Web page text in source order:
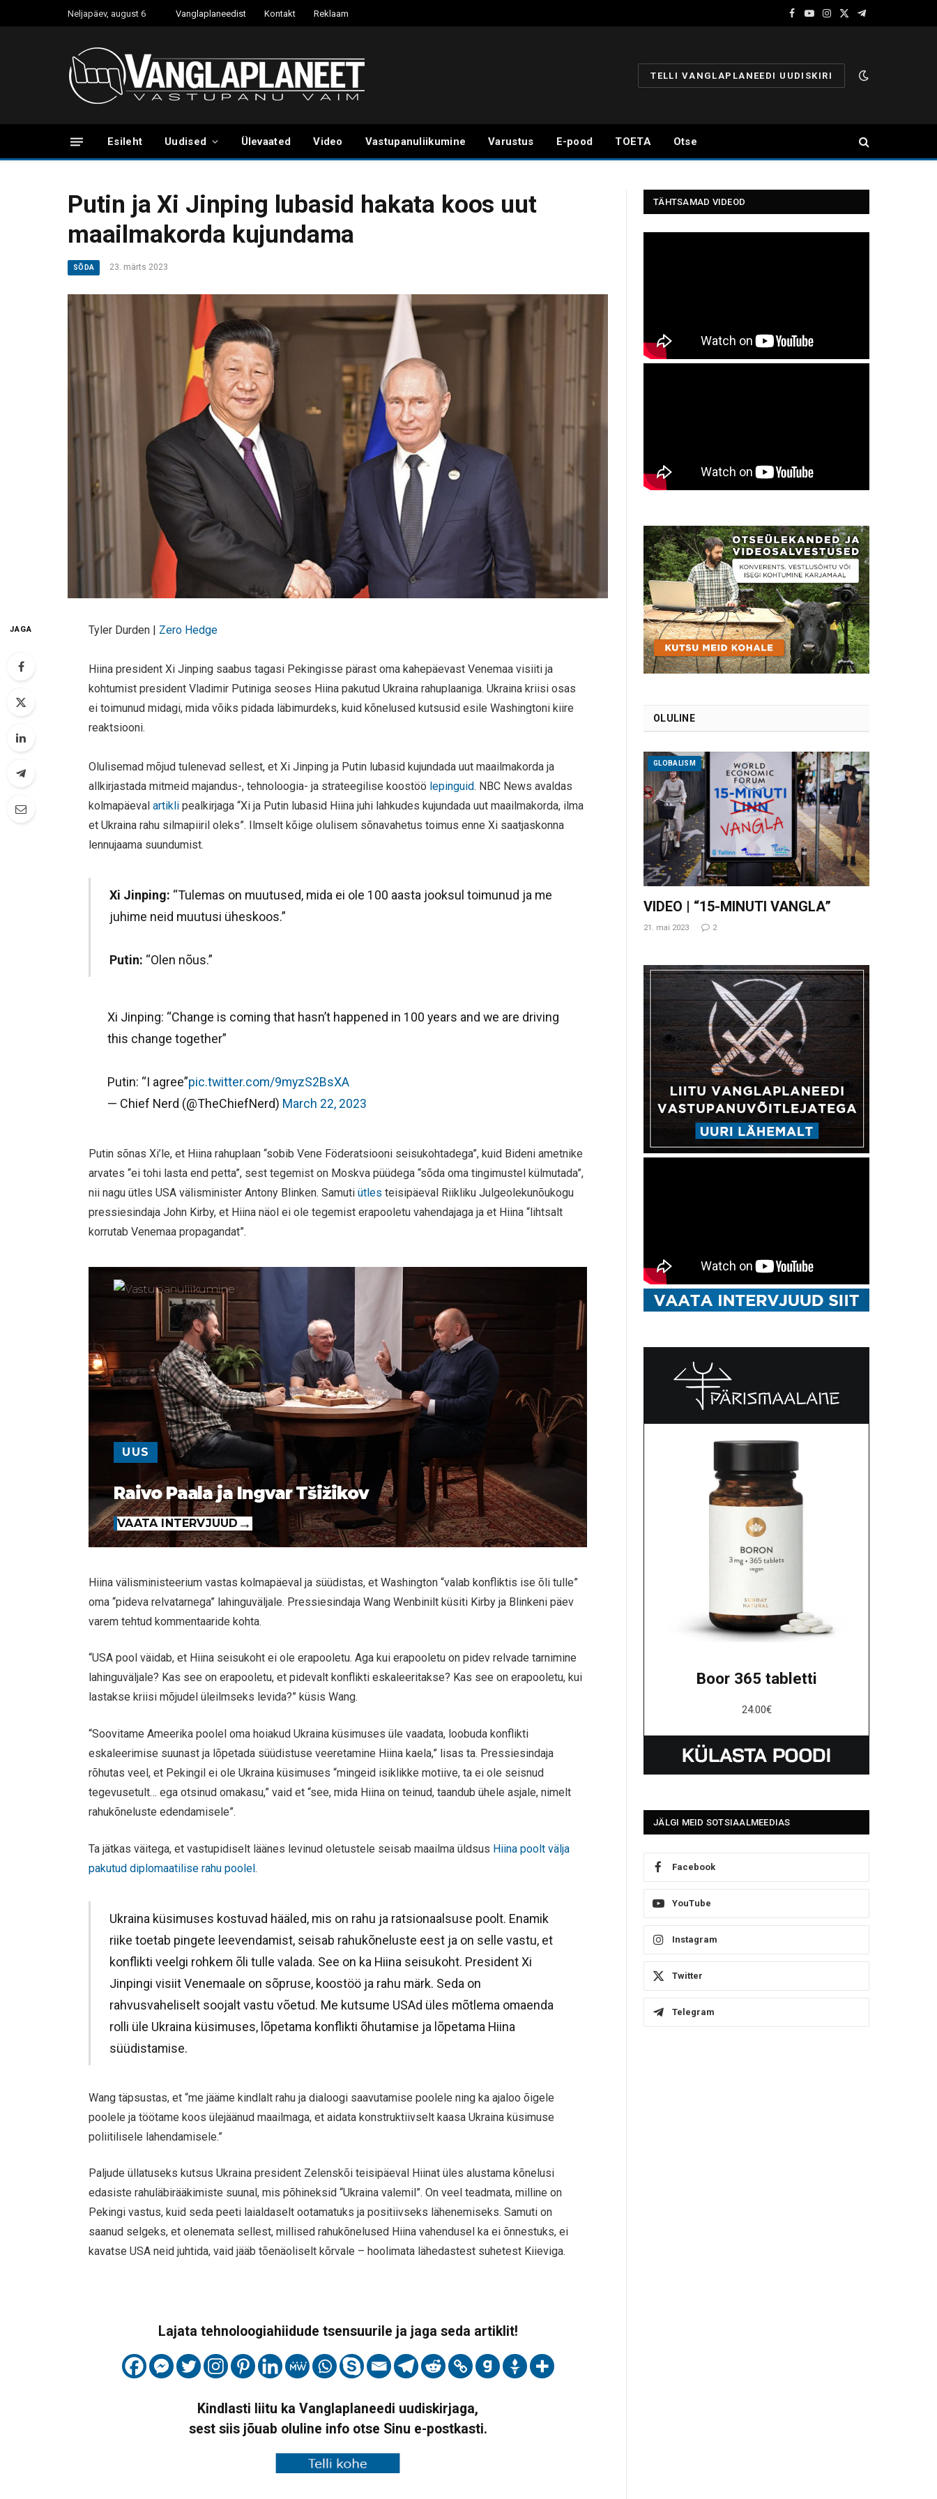
Neljapäev, august 6 Vanglaplaneedist Kontakt Reklaam
Facebook
YouTube
Instagram
X
Telegram
TELLI VANGLAPLANEEDI UUDISKIRI
Esileht Uudised Ülevaated Video Vastupanuliikumine Varustus E-pood TOETA Otse
Putin ja Xi Jinping lubasid hakata koos uut
maailmakorda kujundama
SÕDA 23. märts 2023
JAGA Tyler Durden | Zero Hedge
Hiina president Xi Jinping saabus tagasi Pekingisse pärast oma kahepäevast Venemaa visiiti ja
kohtumist president Vladimir Putiniga seoses Hiina pakutud Ukraina rahuplaaniga. Ukraina kriisi osas
ei toimunud midagi, mida võiks pidada läbimurdeks, kuid kõnelused kutsusid esile Washingtoni kiire
reaktsiooni.
Olulisemad mõjud tulenevad sellest, et Xi Jinping ja Putin lubasid kujundada uut maailmakorda ja
allkirjastada mitmeid majandus-, tehnoloogia- ja strateegilise koostöö lepinguid. NBC News avaldas
kolmapäevalartiklipealkirjaga “Xi ja Putin lubasid Hiina juhi lahkudes kujundada uut maailmakorda, ilma
et Ukraina rahu silmapiiril oleks”. Ilmselt kõige olulisem sõnavahetus toimus enne Xi saatjaskonna
lennujaama suundumist.
Xi Jinping: “Tulemas on muutused, mida ei ole 100 aasta jooksul toimunud ja me
juhime neid muutusi üheskoos.”
Putin: “Olen nõus.”
Xi Jinping: “Change is coming that hasn’t happened in 100 years and we are driving
this change together”
Putin: “I agree”pic.twitter.com/9myzS2BsXA
— Chief Nerd (@TheChiefNerd) March 22, 2023
Putin sõnas Xi’le, et Hiina rahuplaan “sobib Vene Föderatsiooni seisukohtadega”, kuid Bideni ametnike
arvates “ei tohi lasta end petta”, sest tegemist on Moskva püüdega “sõda oma tingimustel külmutada”,
nii nagu ütles USA välisminister Antony Blinken. Samutiütlesteisipäeval Riikliku Julgeolekunõukogu
pressiesindaja John Kirby, et Hiina näol ei ole tegemist erapooletu vahendajaga ja et Hiina “lihtsalt
korrutab Venemaa propagandat”.
UUS
Raivo Paala ja Ingvar Tšižikov
VAATA INTERVJUUD
Hiina välisministeerium vastas kolmapäeval ja süüdistas, et Washington “valab konfliktis ise õli tulle”
oma “pideva relvatarnega” lahinguväljale. Pressiesindaja Wang Wenbinilt küsiti Kirby ja Blinkeni päev
varem tehtud kommentaaride kohta.
“USA pool väidab, et Hiina seisukoht ei ole erapooletu. Aga kui erapooletu on pidev relvade tarnimine
lahinguväljale? Kas see on erapooletu, et pidevalt konflikti eskaleeritakse? Kas see on erapooletu, kui
lastakse kriisi mõjudel üleilmseks levida?” küsis Wang.
“Soovitame Ameerika poolel oma hoiakud Ukraina küsimuses üle vaadata, loobuda konflikti
eskaleerimise suunast ja lõpetada süüdistuse veeretamine Hiina kaela,” lisas ta. Pressiesindaja
rõhutas veel, et Pekingil ei ole Ukraina küsimuses “mingeid isiklikke motiive, ta ei ole seisnud
tegevusetult… ega otsinud omakasu,” vaid et “see, mida Hiina on teinud, taandub ühele asjale, nimelt
rahukõneluste edendamisele”.
Ta jätkas väitega, et vastupidiselt läänes levinud oletustele seisab maailma üldsus Hiina poolt välja
pakutud diplomaatilise rahu poolel.
Ukraina küsimuses kostuvad hääled, mis on rahu ja ratsionaalsuse poolt. Enamik
riike toetab pingete leevendamist, seisab rahukõneluste eest ja on selle vastu, et
konflikti veelgi rohkem õli tulle valada. See on ka Hiina seisukoht. President Xi
Jinpingi visiit Venemaale on sõpruse, koostöö ja rahu märk. Seda on
rahvusvaheliselt soojalt vastu võetud. Me kutsume USAd üles mõtlema omaenda
rolli üle Ukraina küsimuses, lõpetama konflikti õhutamise ja lõpetama Hiina
süüdistamise.
Wang täpsustas, et “me jääme kindlalt rahu ja dialoogi saavutamise poolele ning ka ajaloo õigele
poolele ja töötame koos ülejäänud maailmaga, et aidata konstruktiivselt kaasa Ukraina küsimuse
poliitilisele lahendamisele.”
Paljude üllatuseks kutsus Ukraina president Zelenskõi teisipäeval Hiinat üles alustama kõnelusi
edasiste rahuläbirääkimiste suunal, mis põhineksid “Ukraina valemil”. On veel teadmata, milline on
Pekingi vastus, kuid seda peeti laialdaselt ootamatuks ja positiivseks lähenemiseks. Samuti on
saanud selgeks, et olenemata sellest, millised rahukõnelused Hiina vahendusel ka ei õnnestuks, ei
kavatse USA neid juhtida, vaid jääb tõenäoliselt kõrvale – hoolimata lähedastest suhetest Kiieviga.
Lajata tehnoloogiahiidude tsensuurile ja jaga seda artiklit!
Kindlasti liitu ka Vanglaplaneedi uudiskirjaga,
sest siis jõuab oluline info otse Sinu e-postkasti.
TÄHTSAMAD VIDEOD
OLULINE
GLOBALISM
VIDEO | “15-MINUTI VANGLA”
21. mai 2023 2
Boor 365 tabletti
24.00€
JÄLGI MEID SOTSIAALMEEDIAS
Facebook
YouTube
Instagram
Twitter
Telegram